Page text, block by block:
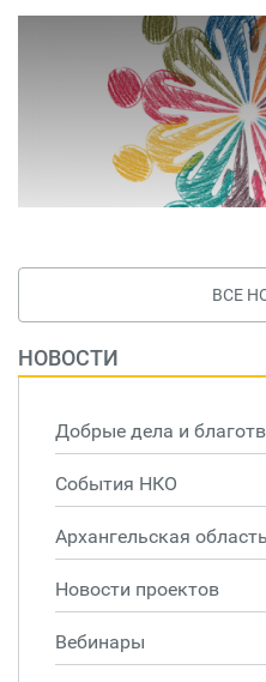
ВСЕ
НОВОСТИ
Добрые дела и
События НКО
Архангельская область
Новости проектов
Вебинары